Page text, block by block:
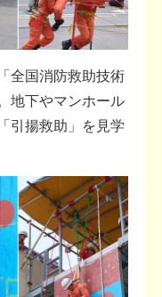
全国消防救助技術
地下やマンホール
引揚救助」を見学